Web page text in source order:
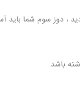
، دوز سوم شما باید